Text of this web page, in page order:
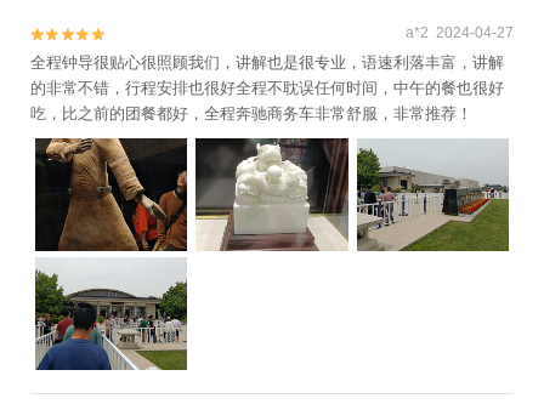

 a*2 2024-04-27
全程钟导很贴心很照顾我们，讲解也是很专业，语速利落丰富，讲解
的非常不错，行程安排也很好全程不耽误任何时间，中午的餐也很好
吃，比之前的团餐都好，全程奔驰商务车非常舒服，非常推荐！